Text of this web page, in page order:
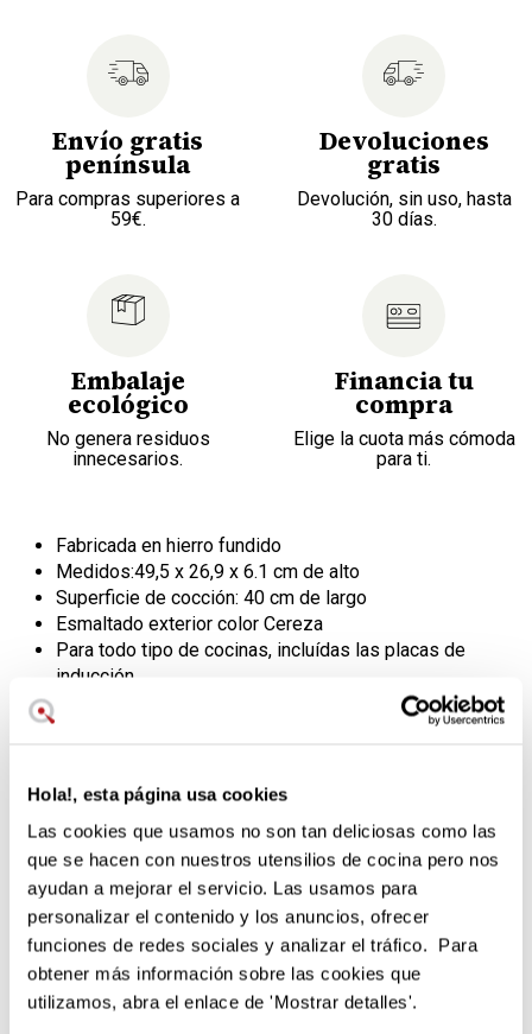
Hola!, esta página usa cookies
Las cookies que usamos no son tan deliciosas como las
que se hacen con nuestros utensilios de cocina pero nos
ayudan a mejorar el servicio. Las usamos para
personalizar el contenido y los anuncios, ofrecer
funciones de redes sociales y analizar el tráfico. Para
obtener más información sobre las cookies que
utilizamos, abra el enlace de 'Mostrar detalles'.
Envío gratis
península
Para compras superiores a
59€.
Devoluciones
gratis
Devolución, sin uso, hasta
30 días.
Embalaje
ecológico
No genera residuos
innecesarios.
Financia tu
compra
Elige la cuota más cómoda
para ti.
Fabricada en hierro fundido
Medidos:49,5 x 26,9 x 6.1 cm de alto
Superficie de cocción: 40 cm de largo
Esmaltado exterior color Cereza
Para todo tipo de cocinas, incluídas las placas de
inducción
La hermana mayor de las parrillas
de hierro Le Creuset
Te presentamos la parrillaextralargade hierro fundido con
la que podrás disfrutar del auténtico sabor grill en todo tipo
de alimentos. Carnes, aves, pescados y verduras quedarán
sabrosos y crujientesgracias a la acción del hierro
fundido.
Este tamaño es ideal para cocinar para hasta 5 personas